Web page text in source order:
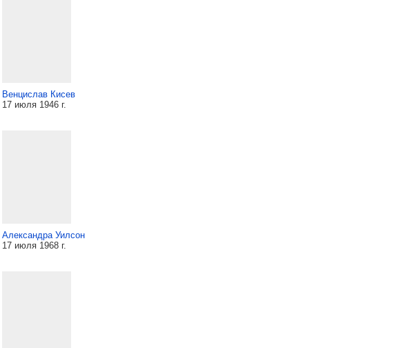
Венцислав Кисев
17 июля 1946 г.
Александра Уилсон
17 июля 1968 г.